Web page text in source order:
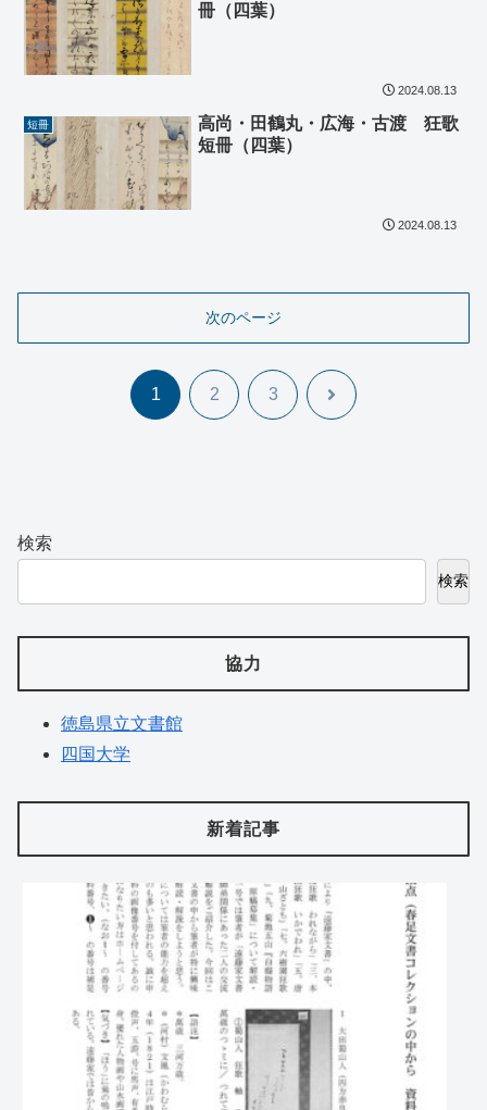
冊（四葉）
2024.08.13
短冊
高尚・田鶴丸・広海・古渡 狂歌
短冊（四葉）
2024.08.13
次のページ
1 2 3 次
検索
検索
協力
徳島県立文書館
四国大学
新着記事